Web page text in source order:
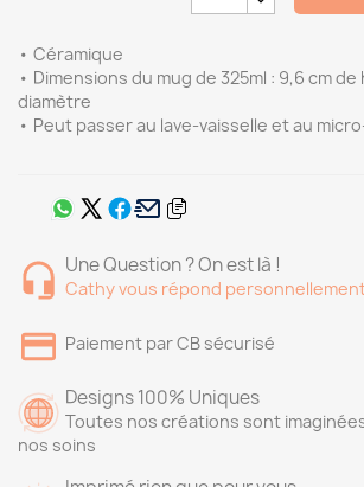
• Céramique
• Dimensions du mug de 325ml : 9,6 cm
diamètre
• Peut passer au lave-vaisselle et au
Une Question ? On est là !
Cathy vous répond
Paiement par CB sécurisé
Designs 100% Uniques
Toutes nos créations sont
nos soins